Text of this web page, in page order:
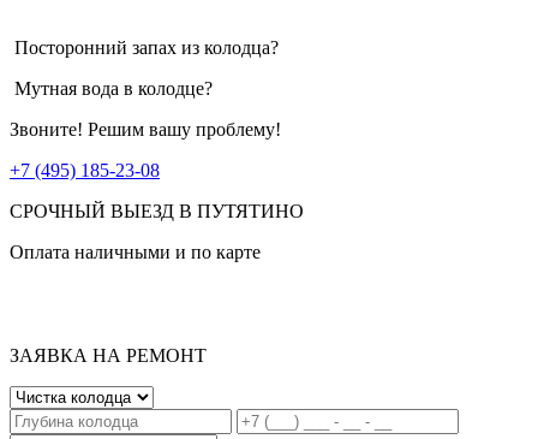
Посторонний запах из колодца?
Мутная вода в колодце?
Звоните! Решим вашу проблему!
+7 (495) 185-23-08
СРОЧНЫЙ ВЫЕЗД В ПУТЯТИНО
Оплата наличными и по карте
ЗАЯВКА НА РЕМОНТ